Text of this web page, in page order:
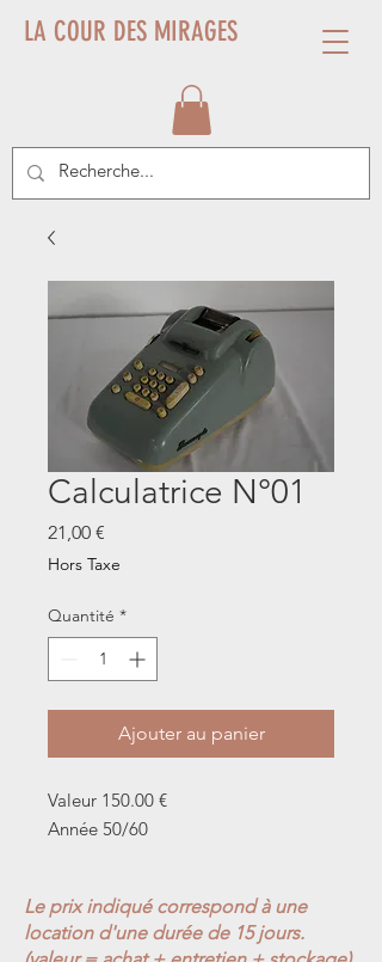
LA COUR DES MIRAGES
Calculatrice N°01
21,00 €
Hors Taxe
Quantité *
Ajouter au panier
Valeur 150.00 €
Année 50/60
Le prix indiqué correspond à une
location d'une durée de 15 jours.